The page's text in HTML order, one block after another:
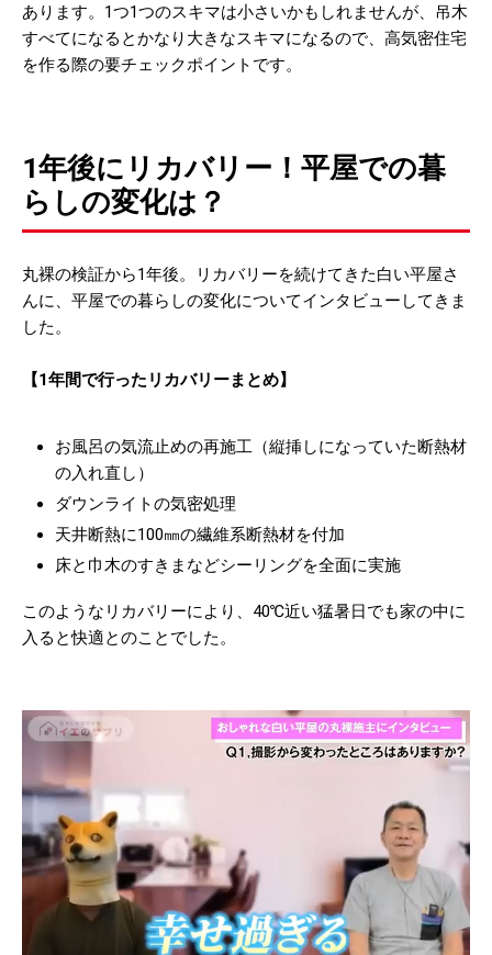
あります。1つ1つのスキマは小さいかもしれませんが、吊木
すべてになるとかなり大きなスキマになるので、高気密住宅
を作る際の要チェックポイントです。
1年後にリカバリー！平屋での暮
らしの変化は？
丸裸の検証から1年後。リカバリーを続けてきた白い平屋さ
んに、平屋での暮らしの変化についてインタビューしてきま
した。
【1年間で行ったリカバリーまとめ】
お風呂の気流止めの再施工（縦挿しになっていた断熱材
の入れ直し）
ダウンライトの気密処理
天井断熱に100㎜の繊維系断熱材を付加
床と巾木のすきまなどシーリングを全面に実施
このようなリカバリーにより、40℃近い猛暑日でも家の中に
入ると快適とのことでした。